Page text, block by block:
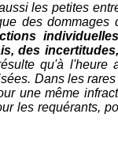
les petites
des dommages
des
qu'à l'heure
Dans les
une même
les requérants,